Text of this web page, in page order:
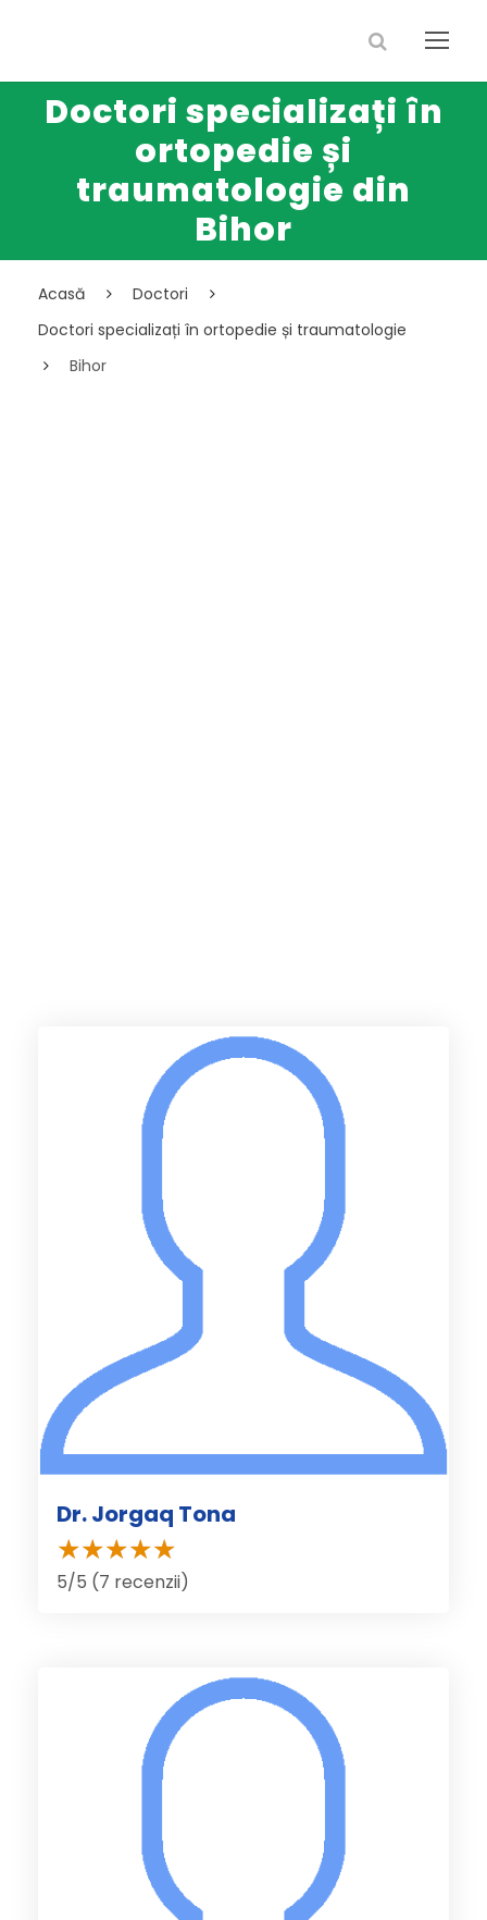
Doctori specializați în
ortopedie și
traumatologie din
Bihor
Acasă
Doctori
Doctori specializați în ortopedie și traumatologie
Bihor
Dr. Jorgaq Tona
5/5 (7 recenzii)